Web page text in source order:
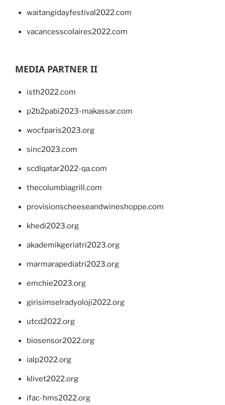
waitangidayfestival2022.com
vacancesscolaires2022.com
MEDIA PARTNER II
isth2022.com
p2b2pabi2023-makassar.com
wocfparis2023.org
sinc2023.com
scdlqatar2022-qa.com
thecolumbiagrill.com
provisionscheeseandwineshoppe.com
khedi2023.org
akademikgeriatri2023.org
marmarapediatri2023.org
emchie2023.org
girisimselradyoloji2022.org
utcd2022.org
biosensor2022.org
ialp2022.org
klivet2022.org
ifac-hms2022.org